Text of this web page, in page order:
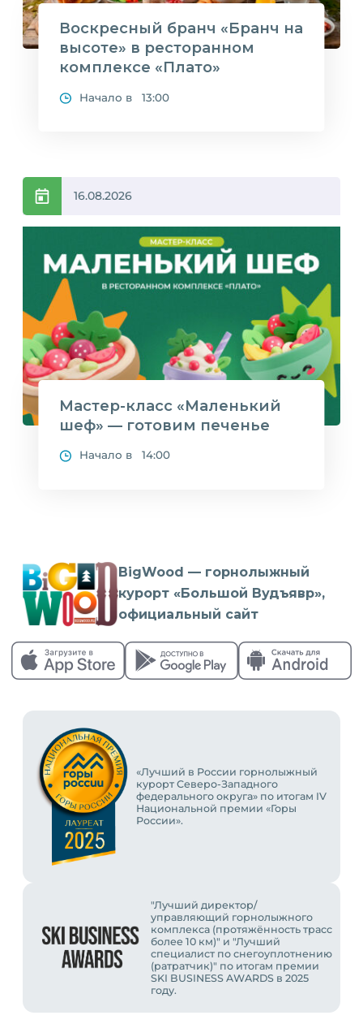
Воскресный бранч «Бранч на
высоте» в ресторанном
комплексе «Плато»
Начало в 13:00
16.08.2026
Мастер-класс «Маленький
шеф» — готовим печенье
Начало в 14:00
BigWood — горнолыжный
курорт «Большой Вудъявр»,
официальный сайт
«Лучший в России горнолыжный
курорт Северо-Западного
федерального округа» по итогам IV
Национальной премии «Горы
России».
"Лучший директор/
управляющий горнолыжного
комплекса (протяжённость трасс
более 10 км)" и "Лучший
специалист по снегоуплотнению
(ратратчик)" по итогам премии
SKI BUSINESS AWARDS в 2025
году.